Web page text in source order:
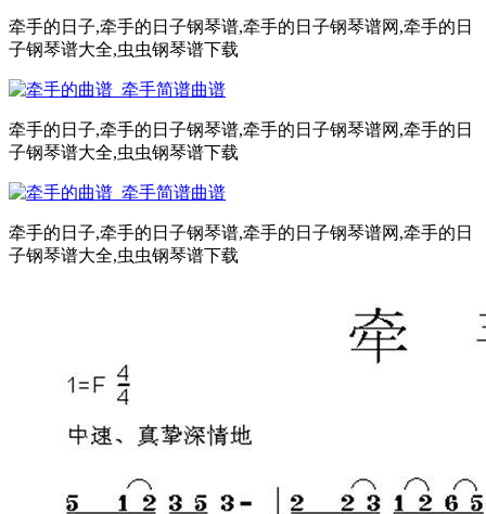
牵手的日子,牵手的日子钢琴谱,牵手的日子钢琴谱网,牵手的日
子钢琴谱大全,虫虫钢琴谱下载
牵手的日子,牵手的日子钢琴谱,牵手的日子钢琴谱网,牵手的日
子钢琴谱大全,虫虫钢琴谱下载
牵手的日子,牵手的日子钢琴谱,牵手的日子钢琴谱网,牵手的日
子钢琴谱大全,虫虫钢琴谱下载